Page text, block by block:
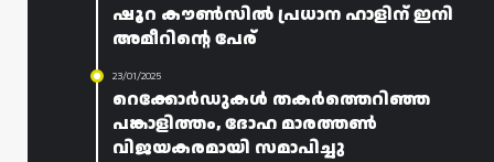
ഷൂറ കൗൺസിൽ പ്രധാന ഹാളിന് ഇനി
അമീറിന്റെ പേര്
23/01/2025
റെക്കോർഡുകൾ തകർത്തെറിഞ്ഞ
പങ്കാളിത്തം, ദോഹ മാരത്തൺ
വിജയകരമായി സമാപിച്ചു